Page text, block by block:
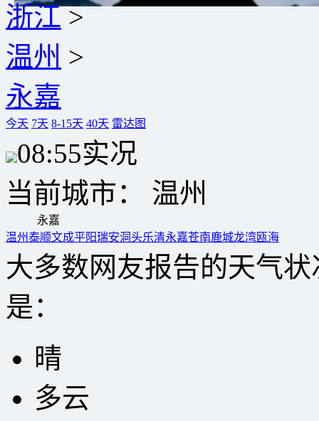
浙江 >
温州 >
永嘉
今天 7天 8-15天 40天 雷达图
08:55实况
当前城市：
温州
永嘉
温州泰顺文成平阳瑞安洞头乐清永嘉苍南鹿城龙湾瓯海
大多数网友报告的天气状
是：
晴
多云